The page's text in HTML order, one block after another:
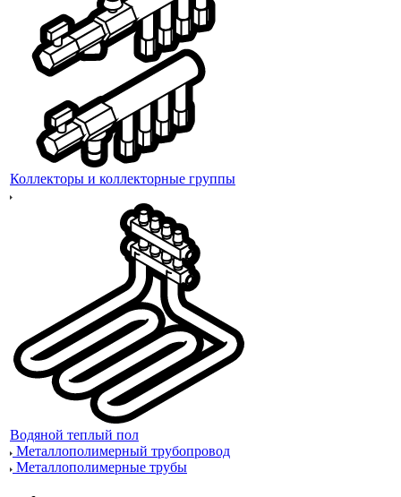
Коллекторы и коллекторные группы
Водяной теплый пол
Металлополимерный трубопровод
Металлополимерные трубы